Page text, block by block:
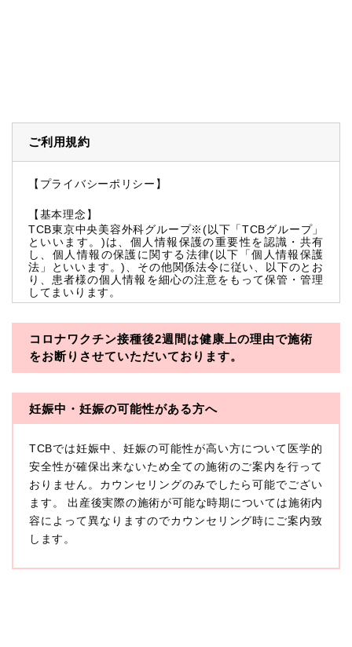
ご利用規約
【プライバシーポリシー】
【基本理念】
TCB東京中央美容外科グループ※(以下「TCBグループ」
といいます。)は、個人情報保護の重要性を認識・共有
し、個人情報の保護に関する法律(以下「個人情報保護
法」といいます。)、その他関係法令に従い、以下のとお
り、患者様の個人情報を細心の注意をもって保管・管理
してまいります。
※TCBグループとは以下を総称していいます。
・一般社団法人メディカルアライアンス
・医療法人社団創彩会
本プライバシーポリシーにおいて「個人情報」とは、生
存する個人に関する情報であって、当該情報に含まれる
氏名、生年月日その他の記述等により特定の個人を識別
できるもの又は個人識別符号（個人情報保護委員会の政
令に準じます。）が含まれるものをいいます。
収集した患者様に関する情報には、単独のままでは特定
の個人を識別できない情報もありますが、他の情報と組
み合わせることにより特定の個人を識別できる場合、か
に扱うものとします。
コロナワクチン接種後2週間は健康上の理由で施術
をお断りさせていただいております。
妊娠中・妊娠の可能性がある方へ
TCBでは妊娠中、妊娠の可能性が高い方について医学的
安全性が確保出来ないため全ての施術のご案内を行って
おりません。カウンセリングのみでしたら可能でござい
ます。 出産後実際の施術が可能な時期については施術内
容によって異なりますのでカウンセリング時にご案内致
します。